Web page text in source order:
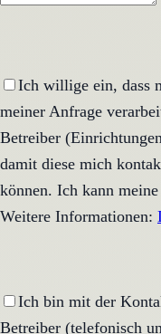
Ich willige ein, dass
meiner Anfrage
Betreiber
damit diese mich
können. Ich kann
Weitere Informationen:
Ich bin mit der
Betreiber (telefonisch